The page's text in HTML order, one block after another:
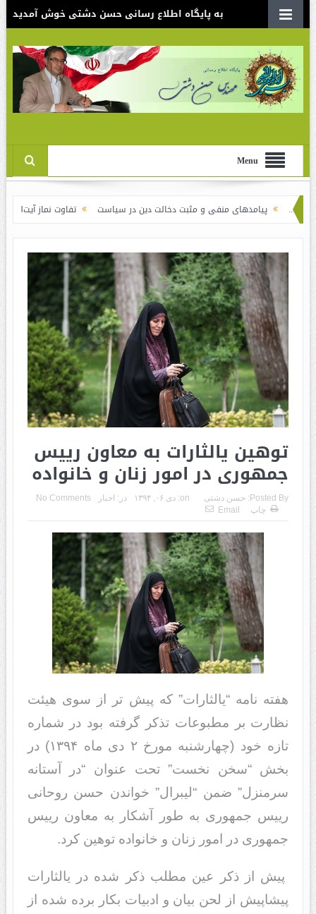
به پایگاه اطلاع رسانی حسن دشتی خوش آمدید
Menu
منفی و مثبت دخالت دین در سیاست تفاوت نماز آیت‌الله خامنه‌ای
توهین یالثارات به معاون رییس
جمهوری در امور زنان و خانواده
Posted By: حسن دشتی on: دی ۰۶, ۱۳۹۴ در: اخبار
No Comments
چاپ
Email
هفته نامه “یالثارات” که پیش تر از سوی هیئت
نظارت بر مطبوعات تذکر گرفته بود در شماره
تازه خود (چهارشنبه مورخ ۲ دی ماه ۱۳۹۴) در
بخش “سخن نخست” تحت عنوان “در آستانه
سرمنزل” ضمن “لیبرال” خواندن حسن روحانی
رییس جمهوری به طور آشکار به معاون رییس
جمهوری در امور زنان و خانواده توهین کرد.
پیش از ذکر عین مطلب ذکر شده در یالثارات
پیشاپیش از لحن بیان و ادبیات بکار برده شده از